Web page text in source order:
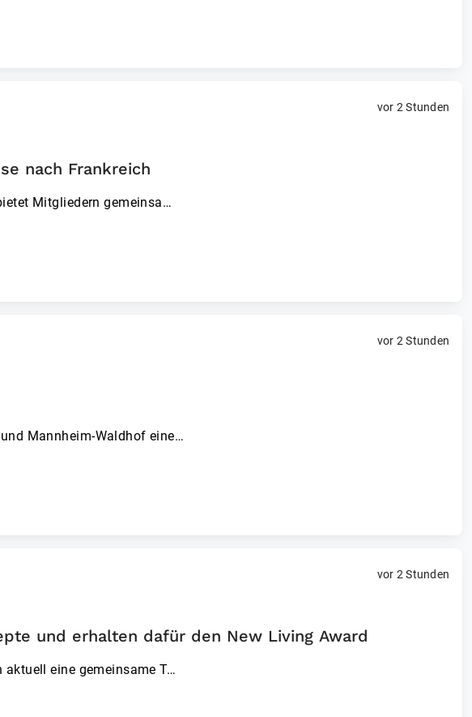
vor 2 Stunden
nach Frankreich
Mitgliedern gemeinsa…
vor 2 Stunden
Mannheim-Waldhof eine…
vor 2 Stunden
und erhalten dafür den New Living Award
eine gemeinsame T…